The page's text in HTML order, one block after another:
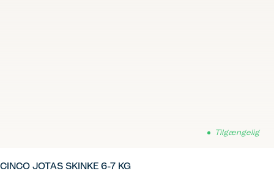
Tilgængelig
CINCO JOTAS SKINKE 6-7 KG